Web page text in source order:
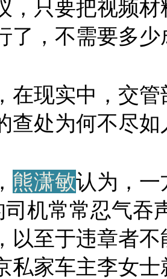
，只要把视频
了，不需要多少
现实中，交管
查处为何不尽如
熊潇敏认为，一
司机常常忍气吞
以至于违章者
私家车主李女